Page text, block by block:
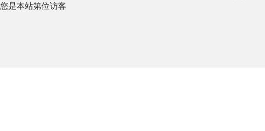
您是本站第位访客